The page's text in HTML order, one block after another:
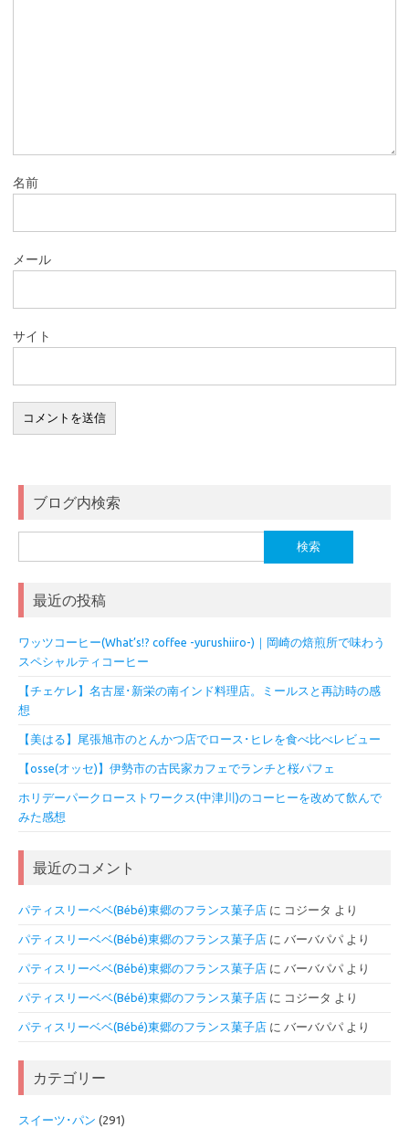
名前
メール
サイト
ブログ内検索
索:
最近の投稿
ワッツコーヒー(What’s!? coffee -yurushiiro-)｜岡崎の焙煎所で味わう
スペシャルティコーヒー
【チェケレ】名古屋･新栄の南インド料理店。ミールスと再訪時の感
想
【美はる】尾張旭市のとんかつ店でロース･ヒレを食べ比べレビュー
【osse(オッセ)】伊勢市の古民家カフェでランチと桜パフェ
ホリデーパークローストワークス(中津川)のコーヒーを改めて飲んで
みた感想
最近のコメント
パティスリーベベ(Bébé)東郷のフランス菓子店 に コジータ より
パティスリーベベ(Bébé)東郷のフランス菓子店 に バーバパパ より
パティスリーベベ(Bébé)東郷のフランス菓子店 に バーバパパ より
パティスリーベベ(Bébé)東郷のフランス菓子店 に コジータ より
パティスリーベベ(Bébé)東郷のフランス菓子店 に バーバパパ より
カテゴリー
スイーツ･パン (291)